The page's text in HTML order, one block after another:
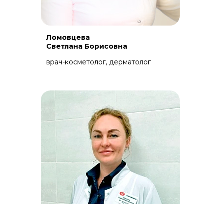
Ломовцева
Светлана Борисовна
врач-косметолог, дерматолог